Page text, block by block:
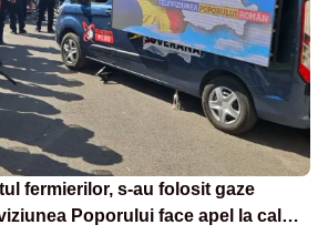
fermierilor, s-au folosit gaze
Poporului face apel la calm